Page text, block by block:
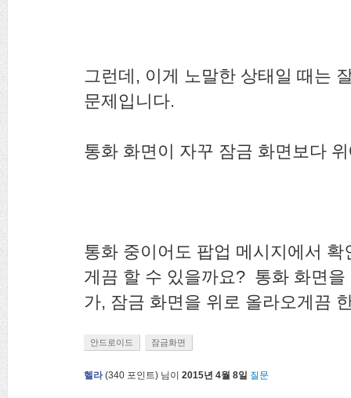
그런데, 이게 노말한 상태일 때는
문제입니다.
통화 화면이 자꾸 잠금 화면보다
통화 중이어도 팝업 메시지에서
게끔 할 수 있을까요? 통화 화면
가, 잠금 화면을 위로 올라오게끔
안드로이드 잠금화면
헬라 (340 포인트) 님이 2015년 4월 8일 질문